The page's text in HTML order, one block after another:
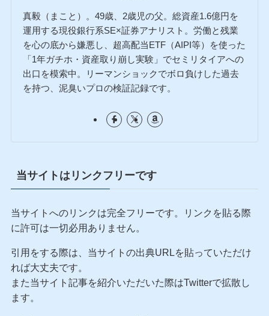
真毅（まこと）。49歳、2歳児の父。総資産1.6億円を
運用する現役銀行系SE×証券アナリスト。労働と残業
を心の底から嫌悪し、超高配当ETF（AIPI等）を使った
「1年ガチホ・資産取り崩し実験」でセミリタイアへの
出口を模索中。リーマンショックでボロ負けした過去
を持つ、泥臭いプロの検証記録です。
当サイトはリンクフリーです
当サイトへのリンクは完全フリーです。リンクを貼る際
に許可は一切必用ありません。
引用をする際は、当サイトの出典URLを貼っていただけ
れば大丈夫です。
また当サイト記事を紹介いただいた際はTwitterで拡散し
ます。